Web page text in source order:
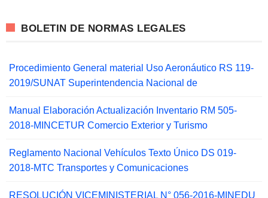
BOLETIN DE NORMAS LEGALES
Procedimiento General material Uso Aeronáutico RS 119-
2019/SUNAT Superintendencia Nacional de
Manual Elaboración Actualización Inventario RM 505-
2018-MINCETUR Comercio Exterior y Turismo
Reglamento Nacional Vehículos Texto Único DS 019-
2018-MTC Transportes y Comunicaciones
RESOLUCIÓN VICEMINISTERIAL N° 056-2016-MINEDU